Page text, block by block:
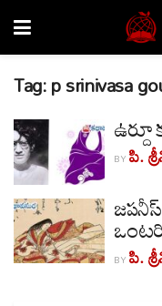
Tag:p srinivasa
BY పి.
BY పి.